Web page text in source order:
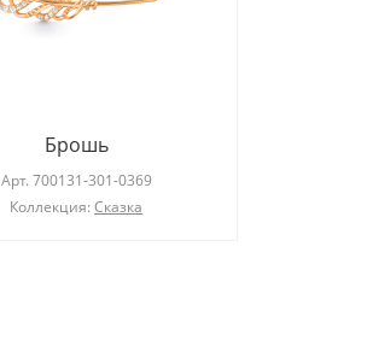
Брошь
Арт. 700131-301-0369
Коллекция:Сказка